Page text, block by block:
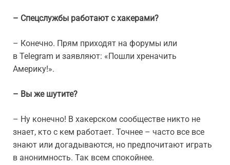
– Спецслужбы работают с хакерами?
– Конечно. Прям приходят на форумы или
в Telegram и заявляют: «Пошли хреначить
Америку!».
– Вы же шутите?
– Ну конечно! В хакерском сообществе никто не
знает, кто с кем работает. Точнее – часто все все
знают или догадываются, но предпочитают играть
в анонимность. Так всем спокойнее.